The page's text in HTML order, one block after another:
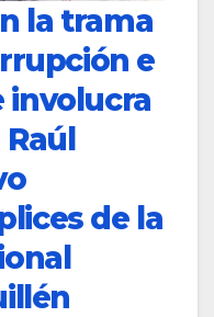
la trama
e
involucra
Raúl
de la